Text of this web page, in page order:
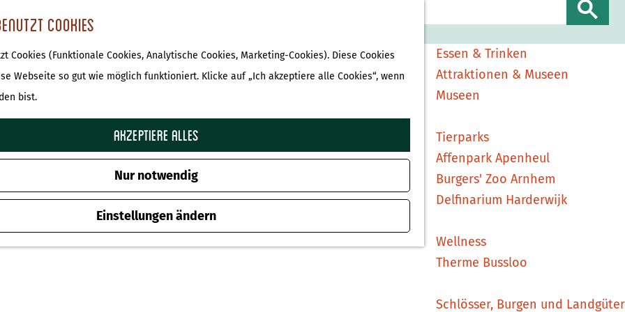
Cookies
Cookies (Funktionale Cookies, Analytische Cookies, Marketing-Cookies). Diese Cookies
Webseite so gut wie möglich funktioniert. Klicke auf „Ich akzeptiere alle Cookies“, wenn
bist.
Akzeptiere alles
Nur notwendig
Einstellungen ändern
Essen & Trinken
Attraktionen & Museen
Museen
Tierparks
Affenpark Apenheul
Burgers' Zoo Arnhem
Delfinarium Harderwijk
Wellness
Therme Bussloo
Schlösser, Burgen und Landgüter
S